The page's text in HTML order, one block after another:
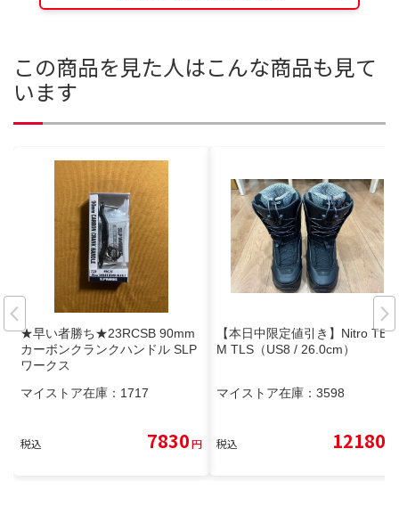
この商品を見た人はこんな商品も見て
います
★早い者勝ち★23RCSB 90mm
カーボンクランクハンドル SLP
ワークス
マイストア在庫： 1717
税込 7830円
【本日中限定値引き】Nitro TEA
M TLS（US8 / 26.0cm）
マイストア在庫： 3598
税込 12180